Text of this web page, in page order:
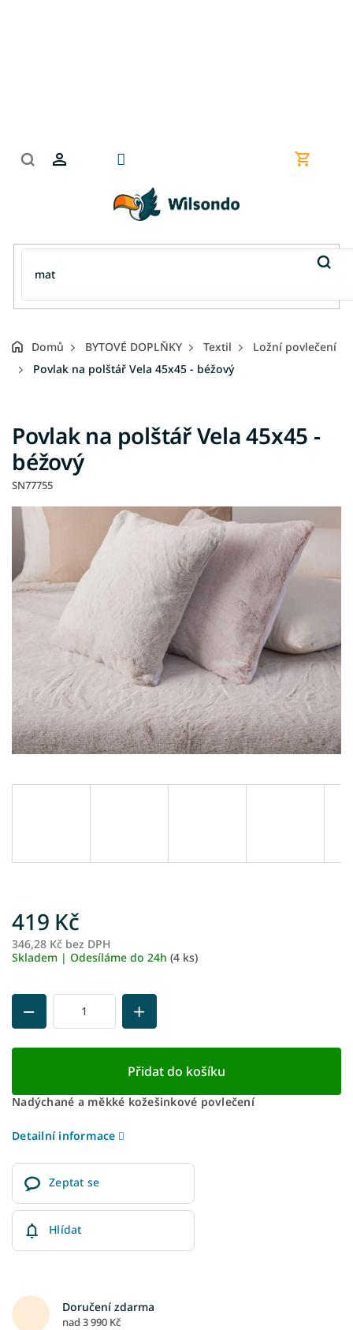
Nákupní
Domů BYTOVÉ DOPLŇKY Textil
Ložní povlečení
Povlak na polštář Vela 45x45 - béžový
Povlak na polštář Vela 45x45 -
béžový
SN77755
419 Kč
346,28 Kč bez DPH
Skladem | Odesíláme do 24h (4 ks)
Přidat do košíku
Nadýchané a měkké kožešinkové povlečení
Detailní informace
Zeptat se
Hlídat
Doručení zdarma
nad 3 990 Kč